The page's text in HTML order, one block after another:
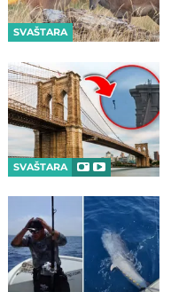
SVAŠTARA
SVAŠTARA